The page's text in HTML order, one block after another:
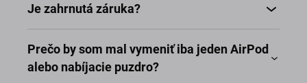
Je zahrnutá záruka?
Prečo by som mal vymeniť iba jeden AirPod
alebo nabíjacie puzdro?